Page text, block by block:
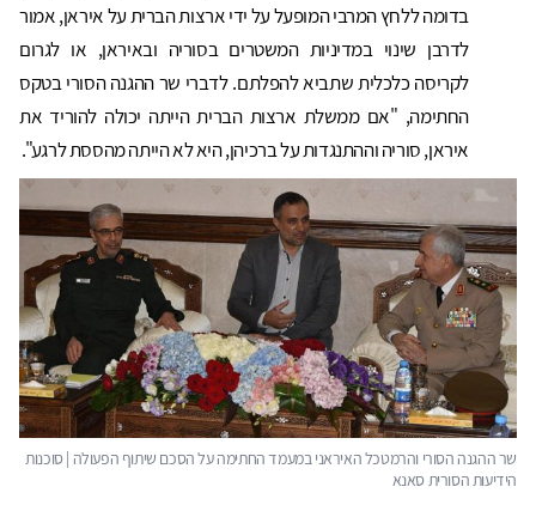
בדומה ללחץ המרבי המופעל על ידי ארצות הברית על איראן, אמור
לדרבן שינוי במדיניות המשטרים בסוריה ובאיראן, או לגרום
לקריסה כלכלית שתביא להפלתם. לדברי שר ההגנה הסורי בטקס
החתימה, "אם ממשלת ארצות הברית הייתה יכולה להוריד את
איראן, סוריה וההתנגדות על ברכיהן, היא לא הייתה מהססת לרגע".